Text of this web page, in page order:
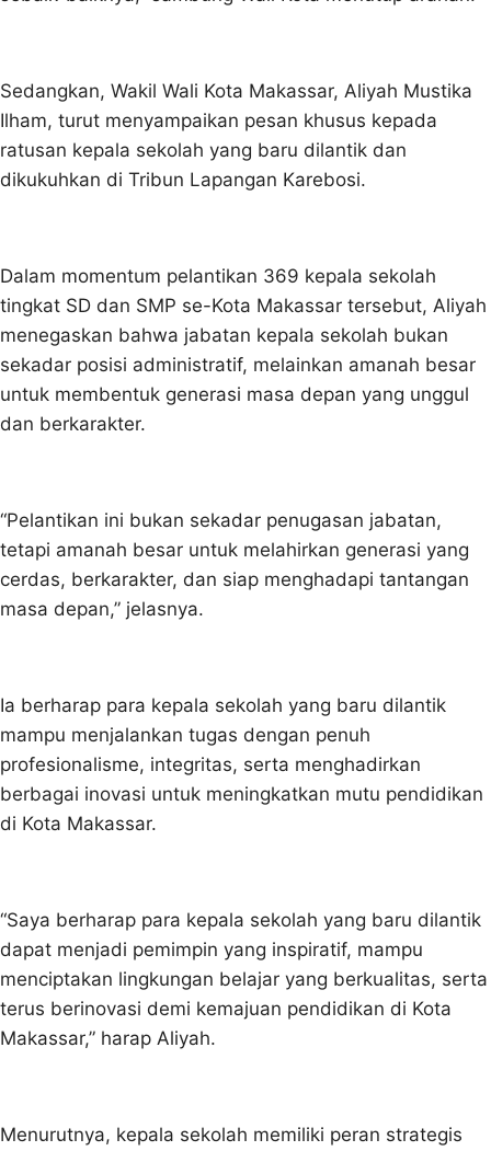
Sedangkan, Wakil Wali Kota Makassar, Aliyah Mustika
Ilham, turut menyampaikan pesan khusus kepada
ratusan kepala sekolah yang baru dilantik dan
dikukuhkan di Tribun Lapangan Karebosi.
Dalam momentum pelantikan 369 kepala sekolah
tingkat SD dan SMP se-Kota Makassar tersebut, Aliyah
menegaskan bahwa jabatan kepala sekolah bukan
sekadar posisi administratif, melainkan amanah besar
untuk membentuk generasi masa depan yang unggul
dan berkarakter.
“Pelantikan ini bukan sekadar penugasan jabatan,
tetapi amanah besar untuk melahirkan generasi yang
cerdas, berkarakter, dan siap menghadapi tantangan
masa depan,” jelasnya.
Ia berharap para kepala sekolah yang baru dilantik
mampu menjalankan tugas dengan penuh
profesionalisme, integritas, serta menghadirkan
berbagai inovasi untuk meningkatkan mutu pendidikan
di Kota Makassar.
“Saya berharap para kepala sekolah yang baru dilantik
dapat menjadi pemimpin yang inspiratif, mampu
menciptakan lingkungan belajar yang berkualitas, serta
terus berinovasi demi kemajuan pendidikan di Kota
Makassar,” harap Aliyah.
Menurutnya, kepala sekolah memiliki peran strategis